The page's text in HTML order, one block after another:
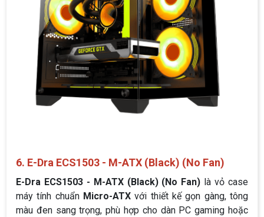
6. E-Dra ECS1503 - M-ATX (Black) (No Fan)
E-Dra ECS1503 - M-ATX (Black) (No Fan) là vỏ case
máy tính chuẩn Micro-ATX với thiết kế gọn gàng, tông
màu đen sang trọng, phù hợp cho dàn PC gaming hoặc